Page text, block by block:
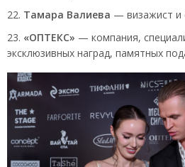
Тамара Валиева — визажист и
«ОПТЕКС» — компания,
эксклюзивных наград, памятных